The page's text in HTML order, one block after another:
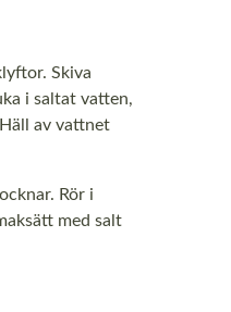
Skiva
i saltat vatten,
av vattnet
Rör i
med salt